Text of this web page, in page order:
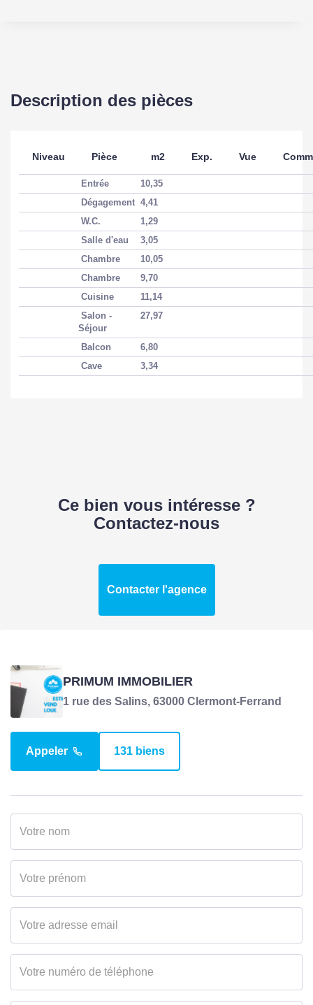
Description des pièces
Niveau Pièce m2 Exp. Vue
Entrée
10,35
Dégagement 4,41
W.C.
1,29
Salle d'eau
3,05
Chambre
10,05
Chambre
9,70
Cuisine
11,14
Salon -
Séjour
27,97
Balcon
6,80
Cave
3,34
Ce bien vous intéresse ?
Contactez-nous
Contacter l'agence
PRIMUM IMMOBILIER
1 rue des Salins, 63000 Clermont-Ferrand
Appeler 131 biens